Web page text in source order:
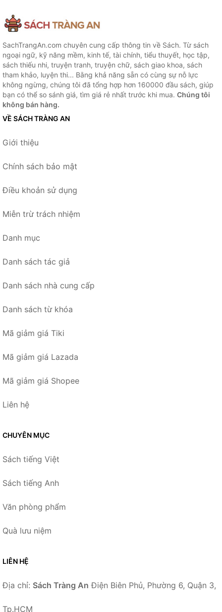
SachTrangAn.com chuyên cung cấp thông tin về Sách. Từ sách
ngoại ngữ, kỹ năng mềm, kinh tế, tài chính, tiểu thuyết, học tập,
sách thiếu nhi, truyện tranh, truyện chữ, sách giao khoa, sách
tham khảo, luyện thi... Bằng khả năng sẵn có cùng sự nỗ lực
không ngừng, chúng tôi đã tổng hợp hơn 160000 đầu sách, giúp
bạn có thể so sánh giá, tìm giá rẻ nhất trước khi mua. Chúng tôi
không bán hàng.
VỀ SÁCH TRÀNG AN
Giới thiệu
Chính sách bảo mật
Điều khoản sử dụng
Miễn trừ trách nhiệm
Danh mục
Danh sách tác giả
Danh sách nhà cung cấp
Danh sách từ khóa
Mã giảm giá Tiki
Mã giảm giá Lazada
Mã giảm giá Shopee
Liên hệ
CHUYÊN MỤC
Sách tiếng Việt
Sách tiếng Anh
Văn phòng phẩm
Quà lưu niệm
LIÊN HỆ
Địa chỉ: Sách Tràng An Điện Biên Phủ, Phường 6, Quận 3,
Tp.HCM